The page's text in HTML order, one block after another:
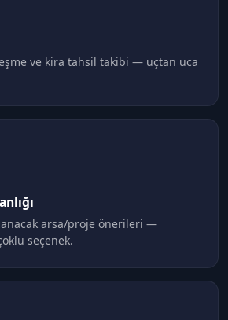
ve kira tahsil takibi — uçtan uca
arsa/proje önerileri —
seçenek.